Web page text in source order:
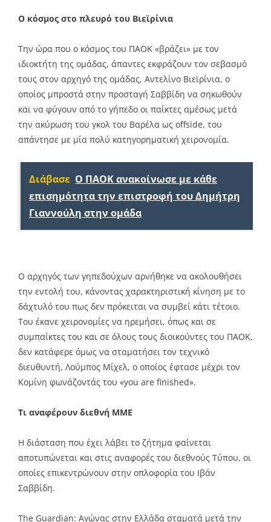
Ο κόσμος στο πλευρό του Βιεϊρίνια
Την ώρα που ο κόσμος του ΠΑΟΚ «βράζει» με τον
ιδιοκτήτη της ομάδας, άπαντες εκφράζουν τον σεβασμό
τους στον αρχηγό της ομάδας, Αντελίνο Βιεϊρίνια, ο
οποίος μπροστά στην προσταγή Σαββίδη να σηκωθούν
και να φύγουν από το γήπεδο οι παίκτες αμέσως μετά
την ακύρωση του γκολ του Βαρέλα ως offside, του
απάντησε με μία πολύ κατηγορηματική χειρονομία.
Διάβασε Ο ΠΑΟΚ ανακοίνωσε με κάθε
επισημότητα την επιστροφή του Δημήτρη
Γιαννούλη στην ομάδα
Ο αρχηγός των γηπεδούχων αρνήθηκε να ακολουθήσει
την εντολή του, κάνοντας χαρακτηριστική κίνηση με το
δάχτυλό του πως δεν πρόκειται να συμβεί κάτι τέτοιο.
Του έκανε χειρονομίες να ηρεμήσει, όπως και σε
συμπαίκτες του και σε όλους τους διοικούντες του ΠΑΟΚ,
δεν κατάφερε όμως να σταματήσει τον τεχνικό
διευθυντή, Λούμπος Μίχελ, ο οποίος έφτασε μέχρι τον
Κομίνη φωνάζοντάς του «you are finished».
Τι αναφέρουν διεθνή ΜΜΕ
H διάσταση που έχει λάβει το ζήτημα φαίνεται
αποτυπώνεται και στις αναφορές του διεθνούς Τύπου, οι
οποίες επικεντρώνουν στην οπλοφορία του Ιβάν
Σαββίδη.
The Guardian: Αγώνας στην Ελλάδα σταματά μετά την